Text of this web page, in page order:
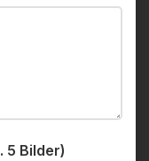
5 Bilder)